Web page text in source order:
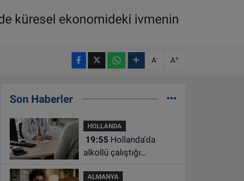
küresel ekonomideki ivmenin
A- A+
Son Haberler
HOLLANDA
19:55
alkollü çalıştığı
çalışma yasağı
ALMANYA